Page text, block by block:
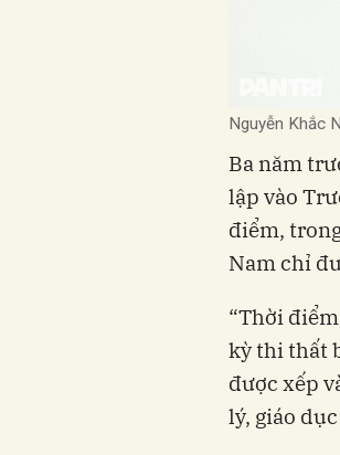
Nguyễn Khắc
Ba năm
lập vào
điểm,
Nam chỉ
“Thời
kỳ thi thất
được xếp
lý, giáo